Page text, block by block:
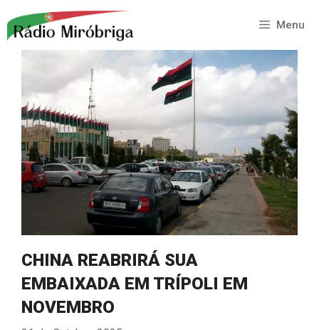
para
Menu
CHINA REABRIRÁ SUA
EMBAIXADA EM TRÍPOLI EM
NOVEMBRO